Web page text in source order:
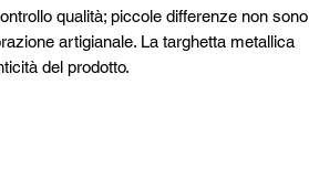
qualità; piccole differenze non sono
artigianale. La targhetta metallica
del prodotto.